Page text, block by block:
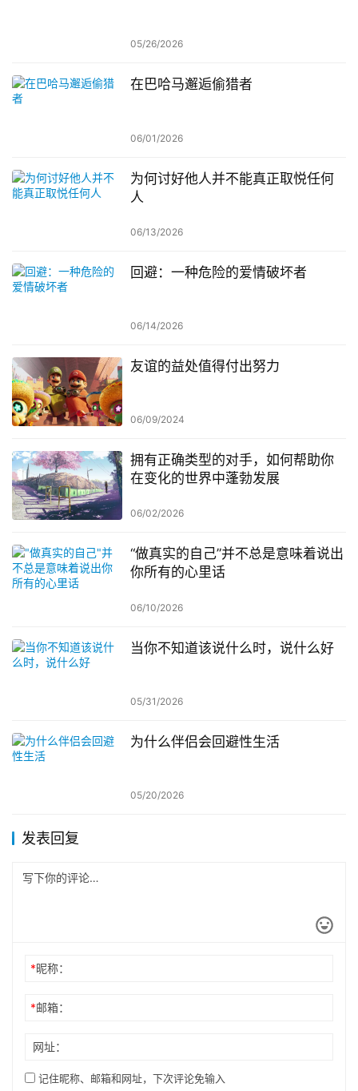
05/26/2026
在巴哈马邂逅偷猎者
06/01/2026
为何讨好他人并不能真正取悦任何
人
06/13/2026
回避：一种危险的爱情破坏者
06/14/2026
友谊的益处值得付出努力
06/09/2024
拥有正确类型的对手，如何帮助你
在变化的世界中蓬勃发展
06/02/2026
“做真实的自己”并不总是意味着说出
你所有的心里话
06/10/2026
当你不知道该说什么时，说什么好
05/31/2026
为什么伴侣会回避性生活
05/20/2026
发表回复
*昵称：
*邮箱：
网址：
记住昵称、邮箱和网址，下次评论免输入